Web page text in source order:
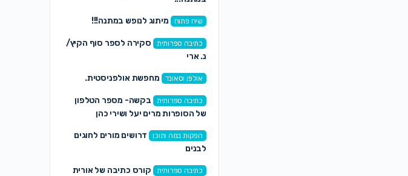
שיח פתוח מיתוג לנופש במתנה!!!
כתיבה ספרותית
סקירה לספר סוף הקיץ/
נ. ארי
אולפן וסאונד מחפשת אולפניסטית.
כתיבה ספרותית
בקשה- מספר הטלפון
של הסופרות מרים יעל ושירי כהן
הפקות במה ותוכן
דרושים מורים לחוגים
לבנים
כתיבה ספרותית
קורס כתיבה של אורית